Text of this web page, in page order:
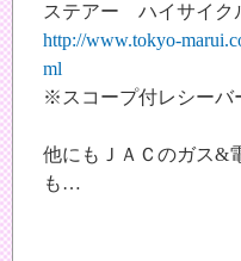
ステアー ハイサイク
http://www.tokyo-
ml
※スコープ付レシーバ
他にもＪＡＣのガス&
も…